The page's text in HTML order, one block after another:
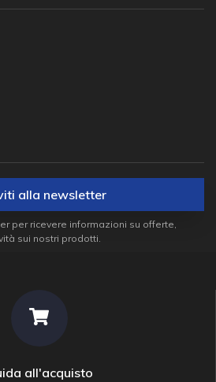
alla newsletter
per ricevere informazioni su offerte,
sui nostri prodotti.
all'acquisto